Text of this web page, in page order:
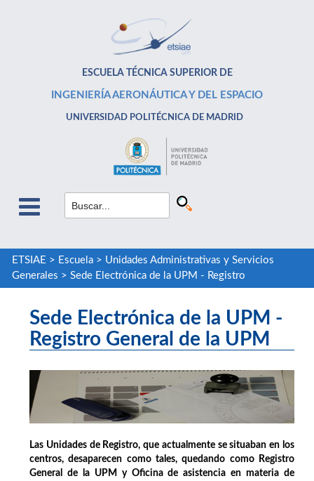
ESCUELA TÉCNICA SUPERIOR DE
INGENIERÍA AERONÁUTICA Y DEL ESPACIO
UNIVERSIDAD POLITÉCNICA DE MADRID
ETSIAE > Escuela> Unidades Administrativas y Servicios
Generales > Sede Electrónica de la UPM - Registro
Sede Electrónica de la UPM -
Registro General de la UPM
Las Unidades de Registro, que actualmente se situaban en los
centros, desaparecen como tales, quedando como Registro
General de la UPM y Oficina de asistencia en materia de